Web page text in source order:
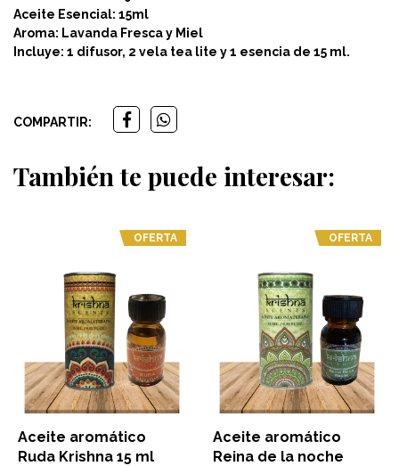
Aceite Esencial: 15ml
Aroma: Lavanda Fresca y Miel
Incluye: 1 difusor, 2 vela tea lite y 1 esencia de 15 ml.
COMPARTIR:
También te puede interesar:
OFERTA
Aceite aromático
Ruda Krishna 15 ml
OFERTA
Aceite aromático
Reina de la noche